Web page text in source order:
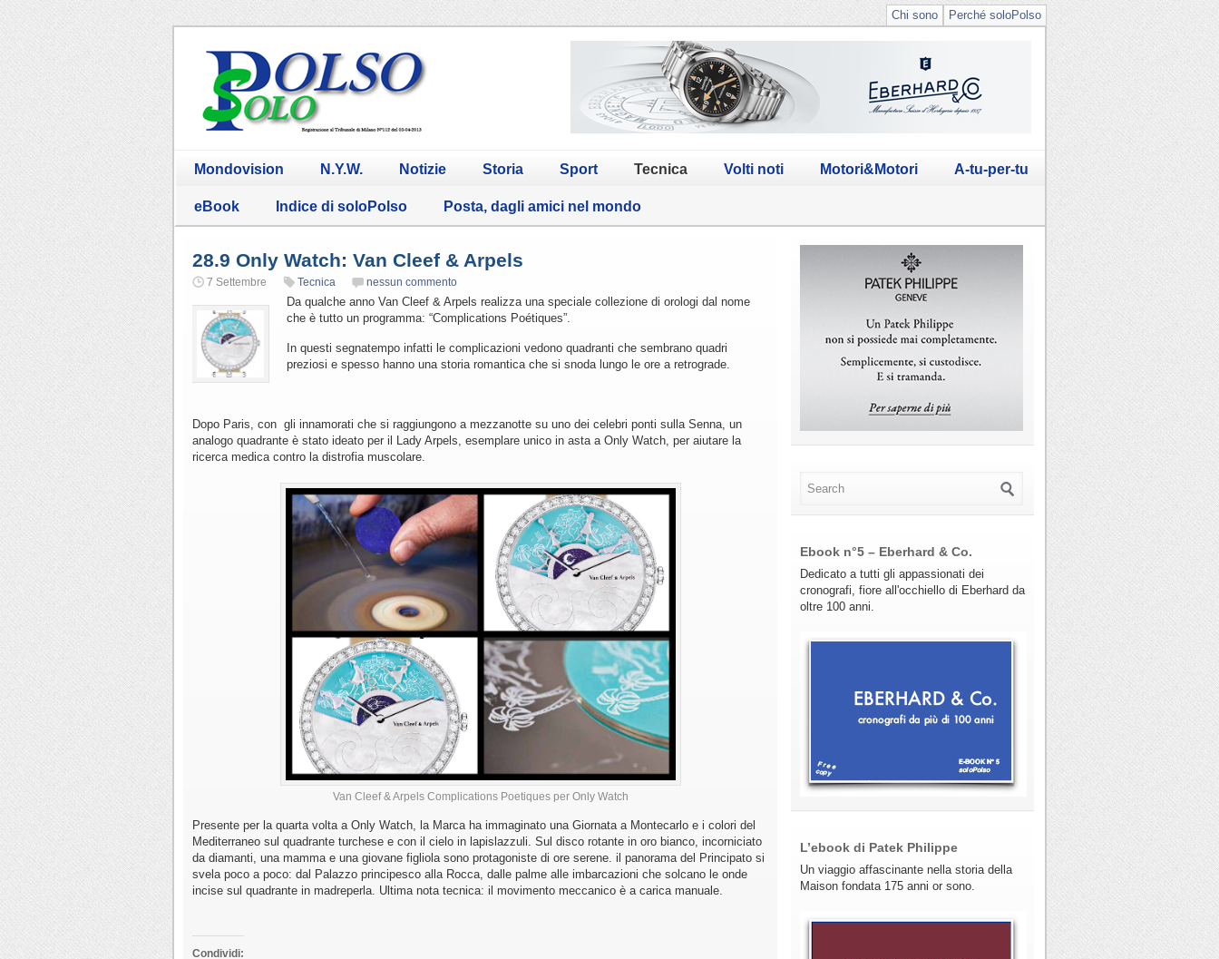
Perché soloPolso
Chi sono
Mondovision N.Y.W. Notizie Storia Sport Tecnica Volti noti Motori&Motori A-tu-per-tu
eBook Indice di soloPolso Posta, dagli amici nel mondo
28.9 Only Watch: Van Cleef & Arpels
7 Settembre Tecnica nessun commento
Da qualche anno Van Cleef & Arpels realizza una speciale collezione di orologi dal nome
che è tutto un programma: “Complications Poétiques”.
In questi segnatempo infatti le complicazioni vedono quadranti che sembrano quadri
preziosi e spesso hanno una storia romantica che si snoda lungo le ore a retrograde.
Dopo Paris, con gli innamorati che si raggiungono a mezzanotte su uno dei celebri ponti sulla Senna, un
analogo quadrante è stato ideato per il Lady Arpels, esemplare unico in asta a Only Watch, per aiutare la
ricerca medica contro la distrofia muscolare.
Van Cleef & Arpels Complications Poetiques per Only Watch
Presente per la quarta volta a Only Watch, la Marca ha immaginato una Giornata a Montecarlo e i colori del
Mediterraneo sul quadrante turchese e con il cielo in lapislazzuli. Sul disco rotante in oro bianco, incorniciato
da diamanti, una mamma e una giovane figliola sono protagoniste di ore serene. il panorama del Principato si
svela poco a poco: dal Palazzo principesco alla Rocca, dalle palme alle imbarcazioni che solcano le onde
incise sul quadrante in madreperla. Ultima nota tecnica: il movimento meccanico è a carica manuale.
Condividi:
Ebook n°5 – Eberhard & Co.
Dedicato a tutti gli appassionati dei
cronografi, fiore all'occhiello di Eberhard da
oltre 100 anni.
L’ebook di Patek Philippe
Un viaggio affascinante nella storia della
Maison fondata 175 anni or sono.